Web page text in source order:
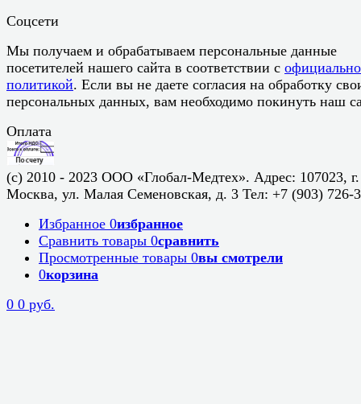
Соцсети
Мы получаем и обрабатываем персональные данные
посетителей нашего сайта в соответствии с
политикой. Если вы не даете согласия на обработку
персональных данных, вам необходимо покинуть наш
Оплата
(c) 2010 - 2023 ООО «Глобал-Медтех». Адрес: 107023, г.
Москва, ул. Малая Семеновская, д. 3 Тел: +7 (903) 726-
Избранное 0избранное
Сравнить товары 0сравнить
Просмотренные товары 0вы смотрели
0корзина
0 0 руб.